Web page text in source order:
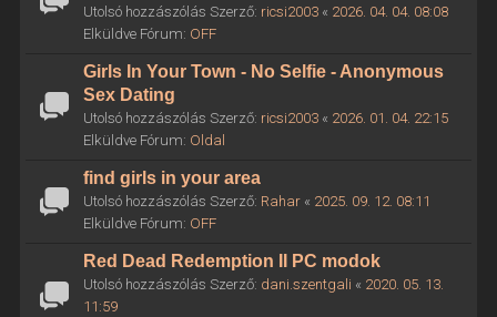
Utolsó hozzászólás Szerző: ricsi2003« 2026. 04. 04. 08:08
Elküldve Fórum: OFF
Girls In Your Town - No Selfie - Anonymous
Sex Dating
Utolsó hozzászólás Szerző: ricsi2003« 2026. 01. 04. 22:15
Elküldve Fórum: Oldal
find girls in your area
Utolsó hozzászólás Szerző: Rahar« 2025. 09. 12. 08:11
Elküldve Fórum: OFF
Red Dead Redemption II PC modok
Utolsó hozzászólás Szerző: dani.szentgali « 2020. 05. 13.
11:59